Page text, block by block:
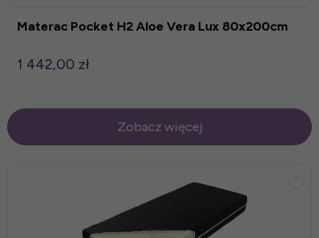
Materac Pocket H2 Aloe Vera Lux 80x200cm
1 442,00 zł
Zobacz więcej